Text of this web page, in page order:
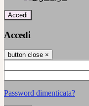
Accedi
Accedi
button close ×
Password dimenticata?